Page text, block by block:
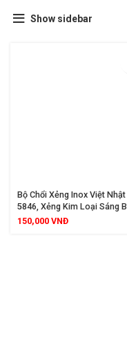
Show sidebar
Bộ Chổi Xẻng Inox Việt Nhật
5846, Xẻng Kim Loại Sáng
Siêu Bền, Cán Dài Chống Mỏi
150,000 VNĐ